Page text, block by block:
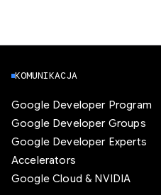
KOMUNIKACJA
Google Developer Program
Google Developer Groups
Google Developer Experts
Accelerators
Google Cloud & NVIDIA